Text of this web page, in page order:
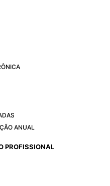
ANUAL
PROFISSIONAL